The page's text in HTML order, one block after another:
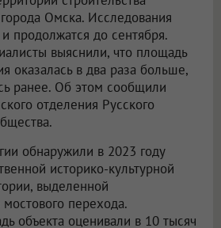
Омска. Исследования
продолжатся до сентября.
выяснили, что площадь
оказалась в два раза больше,
ранее. Об этом сообщили
отделения Русского
обнаружили в 2023 году
историко-культурной
выделенной
перехода.
объекта оценивали в 10 тысяч